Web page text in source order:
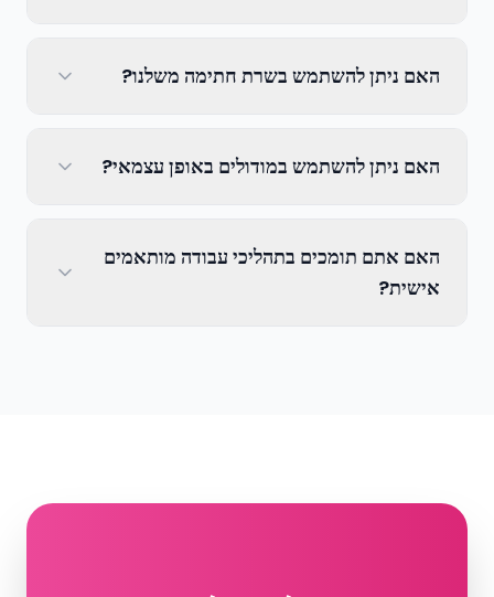
האם ניתן להשתמש בשרת חתימה משלנו?
האם ניתן להשתמש במודולים באופן עצמאי?
האם אתם תומכים בתהליכי עבודה מותאמים
אישית?